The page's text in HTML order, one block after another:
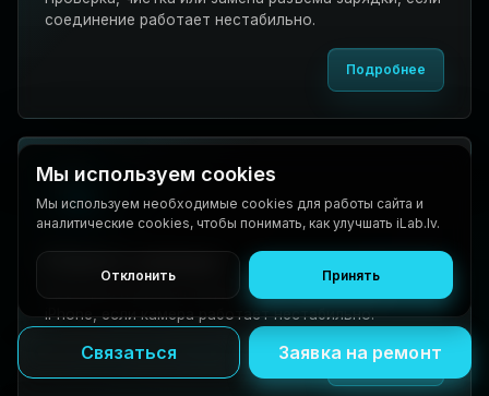
Связаться Заявка на ремонт
соединение работает нестабильно.
Подробнее
Проверка и ремонт модуля или стекла камеры
iPhone, если камера работает нестабильно.
Подробнее
Мы используем cookies
Мы используем необходимые cookies для работы сайта и
аналитические cookies, чтобы понимать, как улучшать iLab.lv.
Отклонить Принять